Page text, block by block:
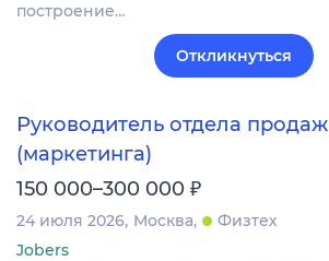
построение…
Откликнуться
Руководитель отдела продаж
(маркетинга)
150 000–300 000 ₽
24 июля 2026 Москва
Физтех
Jobers